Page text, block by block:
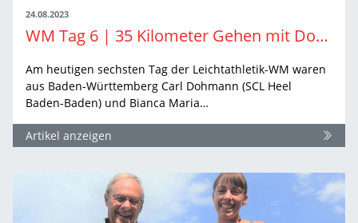
24.08.2023
WM Tag 6 | 35 Kilometer Gehen mit Dohmann und Dittrich – Ein Rennen das alles zu bieten hatte
Am heutigen sechsten Tag der Leichtathletik-WM waren
aus Baden-Württemberg Carl Dohmann (SCL Heel
Baden-Baden) und Bianca Maria…
Artikel anzeigen